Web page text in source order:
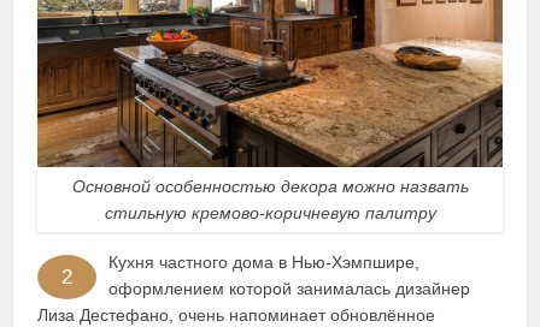
Основной особенностью декора можно назвать
стильную кремово-коричневую палитру
2
Кухня частного дома в Нью-Хэмпшире,
оформлением которой занималась дизайнер
Лиза Дестефано, очень напоминает обновлённое